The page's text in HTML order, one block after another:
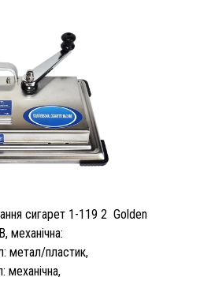
сигарет 1-119 2 Golden
механічна:
метал/пластик,
механічна,